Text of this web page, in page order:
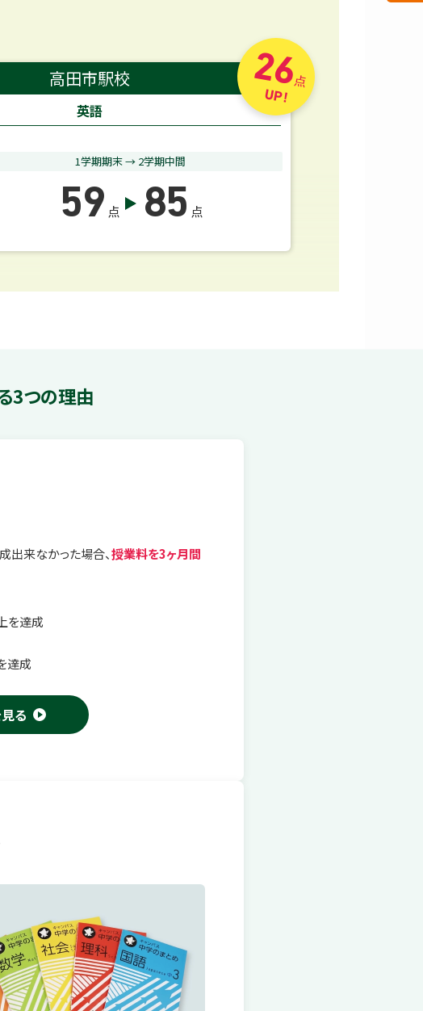
高田市駅校
英語
1学期期末 → 2学期中間
59 点 85 点
26点
UP!
3つの理由
出来なかった場合、授業料を3ヶ月間
を達成
達成
る